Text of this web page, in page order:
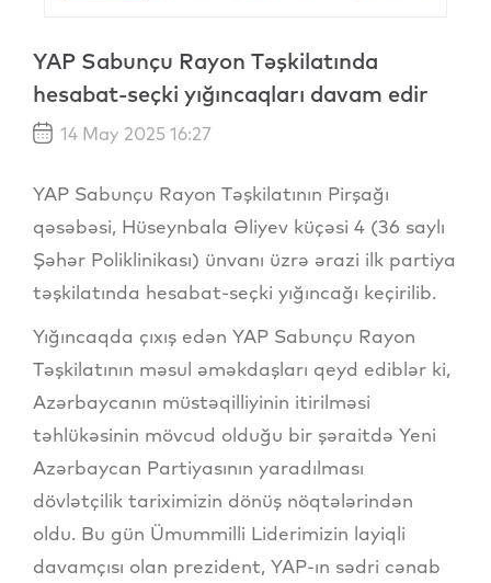
YAP Sabunçu Rayon Təşkilatında
hesabat-seçki yığıncaqları davam edir
14 May 2025 16:27
YAP Sabunçu Rayon Təşkilatının Pirşağı
qəsəbəsi, Hüseynbala Əliyev küçəsi 4 (36 saylı
Şəhər Poliklinikası) ünvanı üzrə ərazi ilk partiya
təşkilatında hesabat-seçki yığıncağı keçirilib.
Yığıncaqda çıxış edən YAP Sabunçu Rayon
Təşkilatının məsul əməkdaşları qeyd ediblər ki,
Azərbaycanın müstəqilliyinin itirilməsi
təhlükəsinin mövcud olduğu bir şəraitdə Yeni
Azərbaycan Partiyasının yaradılması
dövlətçilik tariximizin dönüş nöqtələrindən
oldu. Bu gün Ümummilli Liderimizin layiqli
davamçısı olan prezident, YAP-ın sədri cənab